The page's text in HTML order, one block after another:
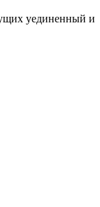
уединенный и